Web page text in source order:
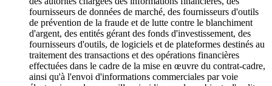
fournisseurs de données de marché, des fournisseurs d'outils
de prévention de la fraude et de lutte contre le blanchiment
d'argent, des entités gérant des fonds d'investissement, des
fournisseurs d'outils, de logiciels et de plateformes destinés au
traitement des transactions et des opérations financières
effectuées dans le cadre de la mise en œuvre du contrat-cadre,
ainsi qu'à l'envoi d'informations commerciales par voie